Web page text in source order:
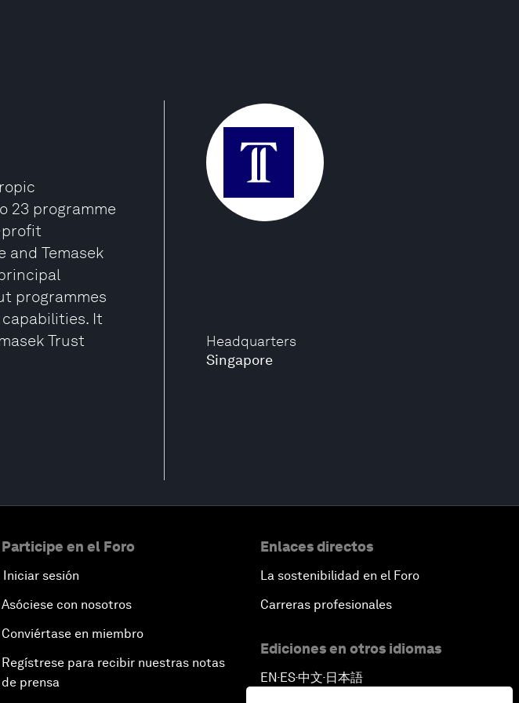
Headquarters
Singapore
23 programme
profit
and Temasek
programmes
It
Trust
Participe en el Foro
Iniciar sesión
Asóciese con nosotros
Conviértase en miembro
Regístrese para recibir nuestras notas
de prensa
Enlaces directos
La sostenibilidad en el Foro
Carreras profesionales
Ediciones en otros idiomas
EN ▪ES▪中文▪ 日本語